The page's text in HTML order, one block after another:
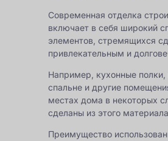
Современная отделка
включает в себя широкий
элементов, стремящихся
привлекательным и
Например, кухонные
спальне и другие
местах дома в некоторых
сделаны из этого
Преимущество